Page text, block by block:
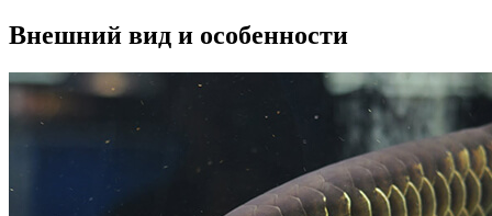
Внешний вид и особенности